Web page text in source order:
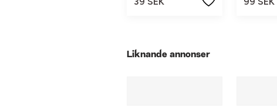
Liknande annonser